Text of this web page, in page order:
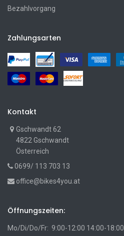
Bezahlvorgang
Zahlungsarten
Kontakt
Gschwandt 62
4822 Gschwandt
Österreich
0699/ 113 703 13
office@bikes4you.at
Öffnungszeiten:
Mo/Di/Do/Fr: 9:00-12:00 14:00-18:00